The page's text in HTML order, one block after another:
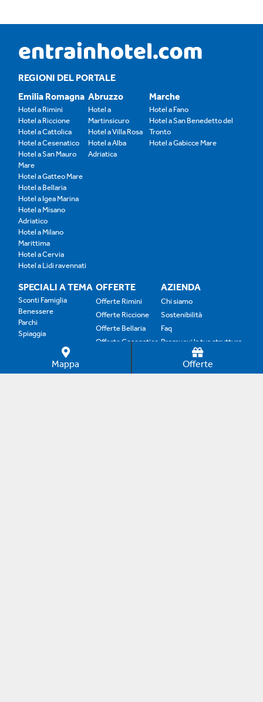
REGIONI DEL PORTALE
Emilia Romagna
Hotel a Rimini
Hotel a Riccione
Hotel a Cattolica
Hotel a Cesenatico
Hotel a San Mauro
Mare
Hotel a Gatteo Mare
Hotel a Bellaria
Hotel a Igea Marina
Hotel a Misano
Adriatico
Hotel a Milano
Marittima
Hotel a Cervia
Hotel a Lidi ravennati
Abruzzo
Hotel a
Martinsicuro
Hotel a Villa Rosa
Hotel a Alba
Adriatica
Marche
Hotel a Fano
Hotel a San Benedetto del
Tronto
Hotel a Gabicce Mare
SPECIALI A TEMA
Sconti Famiglia
Benessere
Parchi
Spiaggia
Nonni e Over '60
Genitori Single
OFFERTE
Offerte Rimini
Offerte Riccione
Offerte Bellaria
Offerte Cesenatico
AZIENDA
Chi siamo
Sostenibilità
Faq
Promuovi la tua struttura
Mappa Offerte